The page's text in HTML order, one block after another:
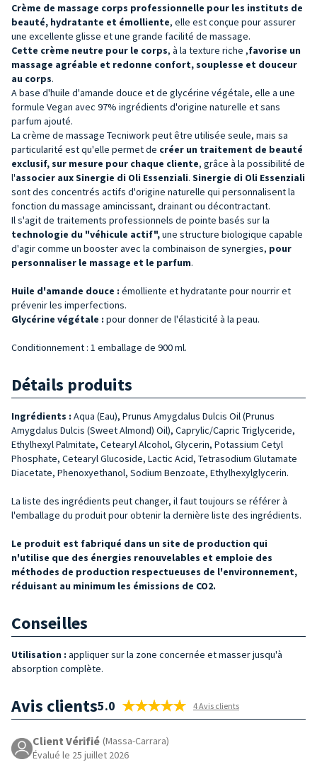
Crème de massage corps professionnelle pour les instituts de
beauté, hydratante et émolliente, elle estconçue pour assurer
une excellente glisse et une grande facilité de massage.
Cette crème neutre pour le corps, à la texture riche ,favorise un
massage agréable et redonne confort, souplesse et douceur
au corps.
A base d'huile d'amande douce et de glycérine végétale, elle a une
formule Vegan avec 97% ingrédients d'origine naturelle et sans
parfum ajouté.
La crème de massage Tecniwork peut être utilisée seule, mais sa
particularité est qu'elle permet de créer un traitement de beauté
exclusif, sur mesure pour chaque cliente, grâce à la possibilité de
l'associer auxSinergie di Oli Essenziali. Sinergie di Oli Essenziali
sont des concentrés actifs d'origine naturelle qui personnalisent la
fonction du massage amincissant, drainant ou décontractant.
Il s'agit de traitements professionnels de pointe basés sur la
technologie du "véhicule actif",une structure biologique capable
d'agir comme un booster avec la combinaison de synergies, pour
personnaliser le massage et le parfum.
Huile d'amande douce : émolliente et hydratante pour nourrir et
prévenir les imperfections.
Glycérine végétale : pour donner de l'élasticité à la peau.
Conditionnement : 1 emballage de 900 ml.
Détails produits
Ingrédients : Aqua (Eau), Prunus Amygdalus Dulcis Oil (Prunus
Amygdalus Dulcis (Sweet Almond) Oil), Caprylic/Capric Triglyceride,
Ethylhexyl Palmitate, Cetearyl Alcohol, Glycerin, Potassium Cetyl
Phosphate, Cetearyl Glucoside, Lactic Acid, Tetrasodium Glutamate
Diacetate, Phenoxyethanol, Sodium Benzoate, Ethylhexylglycerin.
La liste des ingrédients peut changer, il faut toujours se référer à
l'emballage du produit pour obtenir la dernière liste des ingrédients.
Le produit est fabriqué dans un site de production qui
n'utilise que des énergies renouvelables et emploie des
méthodes de production respectueuses de l'environnement,
réduisant au minimum les émissions de CO2.
Conseilles
Utilisation : appliquer sur la zone concernée et masser jusqu'à
absorption complète.
Avis clients5.0 4 Avis clients
Client Vérifié (Massa-Carrara)
Évalué le 25 juillet 2026